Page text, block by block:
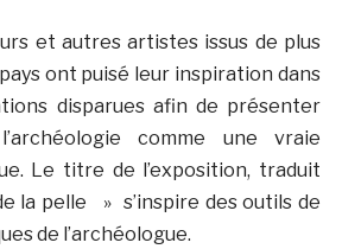
et autres artistes issus de plus
ont puisé leur inspiration dans
disparues afin de présenter
comme une vraie
Le titre de l’exposition, traduit
la pelle » s’inspire des outils de
de l’archéologue.